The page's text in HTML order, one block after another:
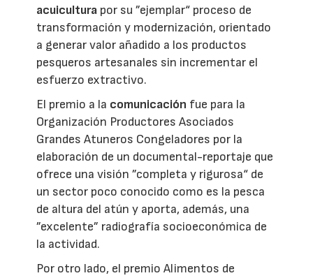
acuicultura por su ”ejemplar“ proceso de
transformación y modernización, orientado
a generar valor añadido a los productos
pesqueros artesanales sin incrementar el
esfuerzo extractivo.
El premio a la comunicación fue para la
Organización Productores Asociados
Grandes Atuneros Congeladores por la
elaboración de un documental-reportaje que
ofrece una visión ”completa y rigurosa“ de
un sector poco conocido como es la pesca
de altura del atún y aporta, además, una
”excelente” radiografía socioeconómica de
la actividad.
Por otro lado, el premio Alimentos de